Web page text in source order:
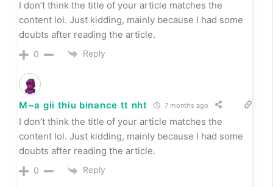
I don’t think the title of your article matches the
content lol. Just kidding, mainly because I had some
doubts after reading the article.
0 Reply
M~a gii thiu binance tt nht 7 months ago
I don’t think the title of your article matches the
content lol. Just kidding, mainly because I had some
doubts after reading the article.
0 Reply